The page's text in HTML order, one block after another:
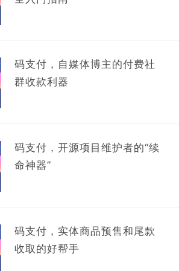
码支付，自媒体博主的付费社
群收款利器
码支付，开源项目维护者的“续
命神器”
码支付，实体商品预售和尾款
收取的好帮手